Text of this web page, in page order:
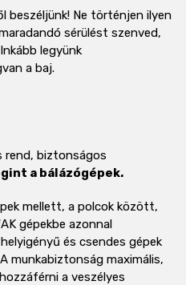
beszéljünk! Ne történjen ilyen
sérülést szenved,
legyünk
a baj.
rend, biztonságos
a bálázógépek.
mellett, a polcok között,
gépekbe azonnal
és csendes gépek
munkabiztonság maximális,
a veszélyes